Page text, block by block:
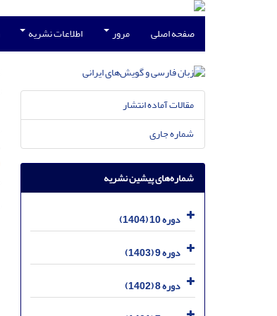
صفحه اصلی مرور اطلاعات نشریه
مقالات آماده انتشار
شماره جاری
شماره‌های پیشین نشریه
دوره 10 (1404)
دوره 9 (1403)
دوره 8 (1402)